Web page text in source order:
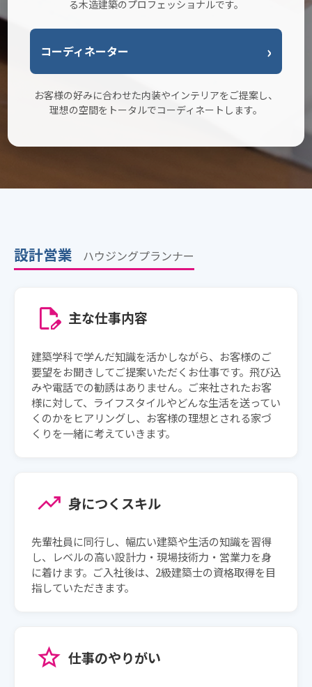
る木造建築のプロフェッショナルです。
コーディネーター
お客様の好みに合わせた内装やインテリアをご提案し、
理想の空間をトータルでコーディネートします。
設計営業 ハウジングプランナー
edit_document 主な仕事内容
建築学科で学んだ知識を活かしながら、お客様のご
要望をお聞きしてご提案いただくお仕事です。飛び込
みや電話での勧誘はありません。ご来社されたお客
様に対して、ライフスタイルやどんな生活を送ってい
くのかをヒアリングし、お客様の理想とされる家づ
くりを一緒に考えていきます。
trending_up 身につくスキル
先輩社員に同行し、幅広い建築や生活の知識を習得
し、レベルの高い設計力・現場技術力・営業力を身
に着けます。ご入社後は、2級建築士の資格取得を目
指していただきます。
star 仕事のやりがい